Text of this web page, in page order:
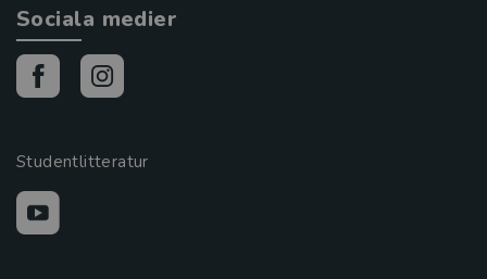
Sociala medier
Studentlitteratur